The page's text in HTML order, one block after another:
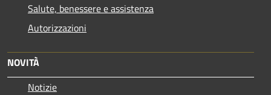
Salute, benessere e assistenza
Autorizzazioni
NOVITÀ
Notizie